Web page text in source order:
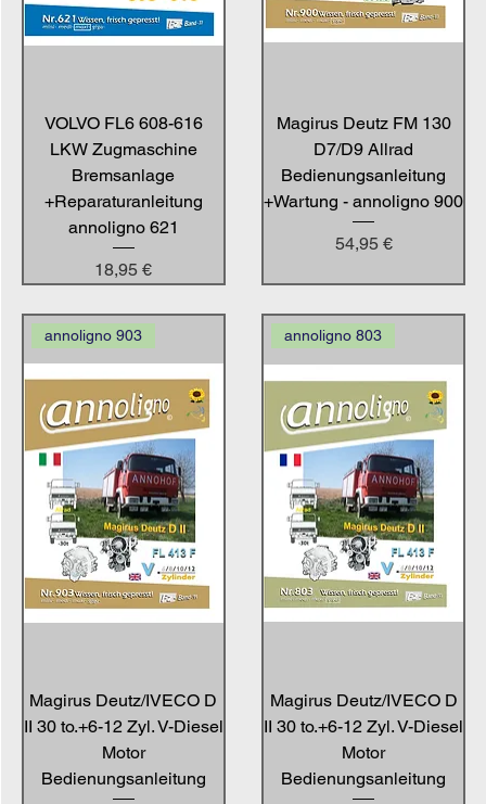
VOLVO FL6 608-616
LKW Zugmaschine
Bremsanlage
+Reparaturanleitung
annoligno 621
Preis
18,95 €
Magirus Deutz FM 130
D7/D9 Allrad
Bedienungsanleitung
+Wartung - annoligno 900
Preis
54,95 €
annoligno 903
Magirus Deutz/IVECO D
II 30 to.+6-12 Zyl. V-Diesel
Motor
Bedienungsanleitung
annoligno 803
Magirus Deutz/IVECO D
II 30 to.+6-12 Zyl. V-Diesel
Motor
Bedienungsanleitung